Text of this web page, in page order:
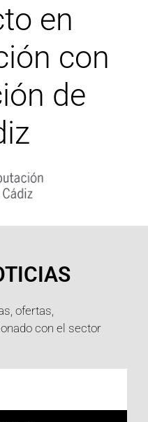
en
con
de
ofertas,
con el sector